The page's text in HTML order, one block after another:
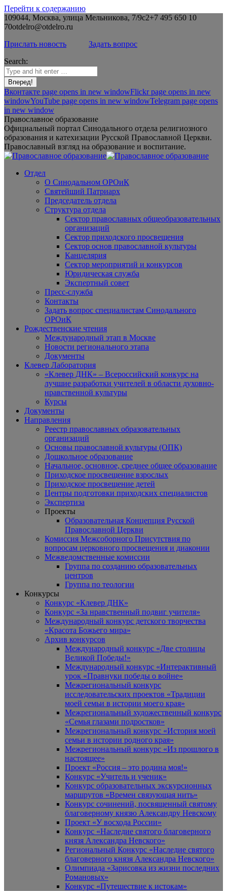
Перейти к содержанию
109044, Москва, улица Мельникова, 7/9с2+7 495 650 10
70otdelro@otdelro.ru
Прислать новость
Задать вопрос
Search:
Вконтакте page opens in new windowFlickr page opens in new
windowYouTube page opens in new windowTelegram page opens
in new window
Православное образование
Официальный портал Синодального отдела религиозного
образования и катехизации Русской Православной Церкви.
Православный взгляд на образование и воспитание.
Отдел
О Синодальном ОРОиК
Святейший Патриарх
Председатель отдела
Структура отдела
Сектор православных общеобразовательных
организаций
Сектор приходского просвещения
Сектор основ православной культуры
Канцелярия
Сектор мероприятий и конкурсов
Юридическая служба
Экспертный совет
Пресс-служба
Контакты
Задать вопрос специалистам Синодального
ОРОиК
Рождественские чтения
Международный этап в Москве
Новости регионального этапа
Документы
Клевер Лаборатория
«Клевер ДНК» – Всероссийский конкурс на
лучшие разработки учителей в области духовно-
нравственной культуры
Курсы
Документы
Направления
Реестр православных образовательных
организаций
Основы православной культуры (ОПК)
Дошкольное образование
Начальное, основное, среднее общее образование
Приходское просвещение взрослых
Приходское просвещение детей
Центры подготовки приходских специалистов
Экспертиза
Проекты
Образовательная Концепция Русской
Православной Церкви
Комиссия Межсоборного Присутствия по
вопросам церковного просвещения и диаконии
Межведомственные комиссии
Группа по созданию образовательных
центров
Группа по теологии
Конкурсы
Конкурс «Клевер ДНК»
Конкурс «За нравственный подвиг учителя»
Международный конкурс детского творчества
«Красота Божьего мира»
Архив конкурсов
Международный конкурс «Две столицы
Великой Победы!»
Международный конкурс «Интерактивный
урок «Правнуки победы о войне»
Межрегиональный конкурс
исследовательских проектов «Традиции
моей семьи в истории моего края»
Межрегиональный художественный конкурс
«Семья глазами подростков»
Межрегиональный конкурс «История моей
семьи в истории родного края»
Межрегиональный конкурс «Из прошлого в
настоящее»
Проект «Россия – это родина моя!»
Конкурс «Учитель и ученик»
Конкурс образовательных экскурсионных
маршрутов «Времен связующая нить»
Конкурс сочинений, посвященный святому
благоверному князю Александру Невскому
Проект «У восхода России»
Конкурс «Наследие святого благоверного
князя Александра Невского»
Региональный Конкурс «Наследие святого
благоверного князя Александра Невского»
Олимпиада «Зарисовка из жизни последних
Романовых»
Конкурс «Путешествие к истокам»